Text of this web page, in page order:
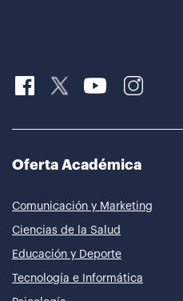
Oferta Académica
Comunicación y Marketing
Ciencias de la Salud
Educación y Deporte
Tecnología e Informática